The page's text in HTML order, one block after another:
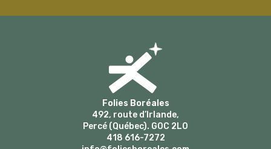
Folies Boréales
492, route d’Irlande,
Percé (Québec). G0C 2L0
418 616-7272